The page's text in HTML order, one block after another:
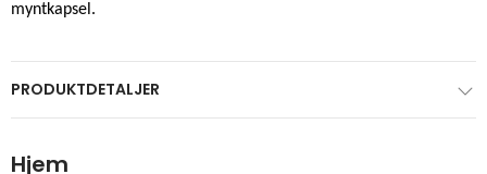
myntkapsel.
PRODUKTDETALJER
Hjem